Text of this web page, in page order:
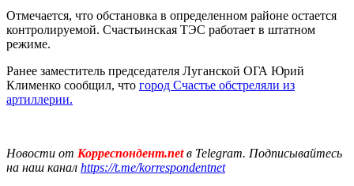
Отмечается, что обстановка в определенном районе остается
контролируемой. Счастьинская ТЭС работает в штатном
режиме.
Ранее заместитель председателя Луганской ОГА Юрий
Клименко сообщил, что город Счастье обстреляли из
артиллерии.
Новости от Корреспондент.netв Telegram. Подписывайтесь
на наш канал https://t.me/korrespondentnet